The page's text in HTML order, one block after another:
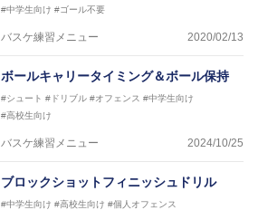
#中学生向け #ゴール不要
バスケ練習メニュー 2020/02/13
ボールキャリータイミング＆ボール保持
#シュート #ドリブル #オフェンス #中学生向け
#高校生向け
バスケ練習メニュー 2024/10/25
ブロックショットフィニッシュドリル
#中学生向け #高校生向け #個人オフェンス